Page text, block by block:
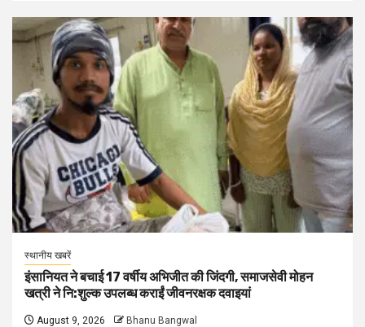
स्थानीय खबरें
इंसानियत ने बचाई 17 वर्षीय अभिजीत की जिंदगी, समाजसेवी मोहन
खत्री ने नि:शुल्क उपलब्ध कराईं जीवनरक्षक दवाइयां
August 9, 2026 Bhanu Bangwal